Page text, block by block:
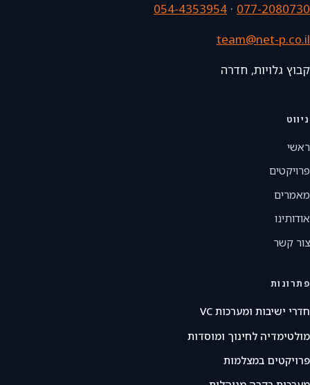
077-2080730
·
054-4353954
team@net-p.co.il
קבוץ גלויות, חדרה
ניווט
ראשי
פרויקטים
מאמרים
אודותינו
צור קשר
פתרונות
חדרי ישיבות ומערכות VC
מולטימדיה לחינוך ומוסדות
פרויקטים במצלמות